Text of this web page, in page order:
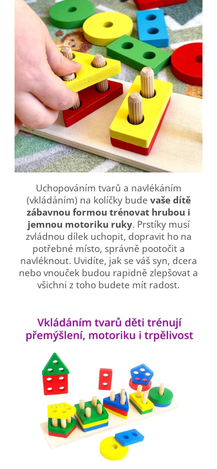
Uchopováním tvarů a navlékáním
(vkládáním) na kolíčky bude vaše dítě
zábavnou formou trénovat hrubou i
jemnou motoriku ruky. Prstíky musí
zvládnou dílek uchopit, dopravit ho na
potřebné místo, správně pootočit a
navléknout. Uvidíte, jak se váš syn, dcera
nebo vnouček budou rapidně zlepšovat a
všichni z toho budete mít radost.